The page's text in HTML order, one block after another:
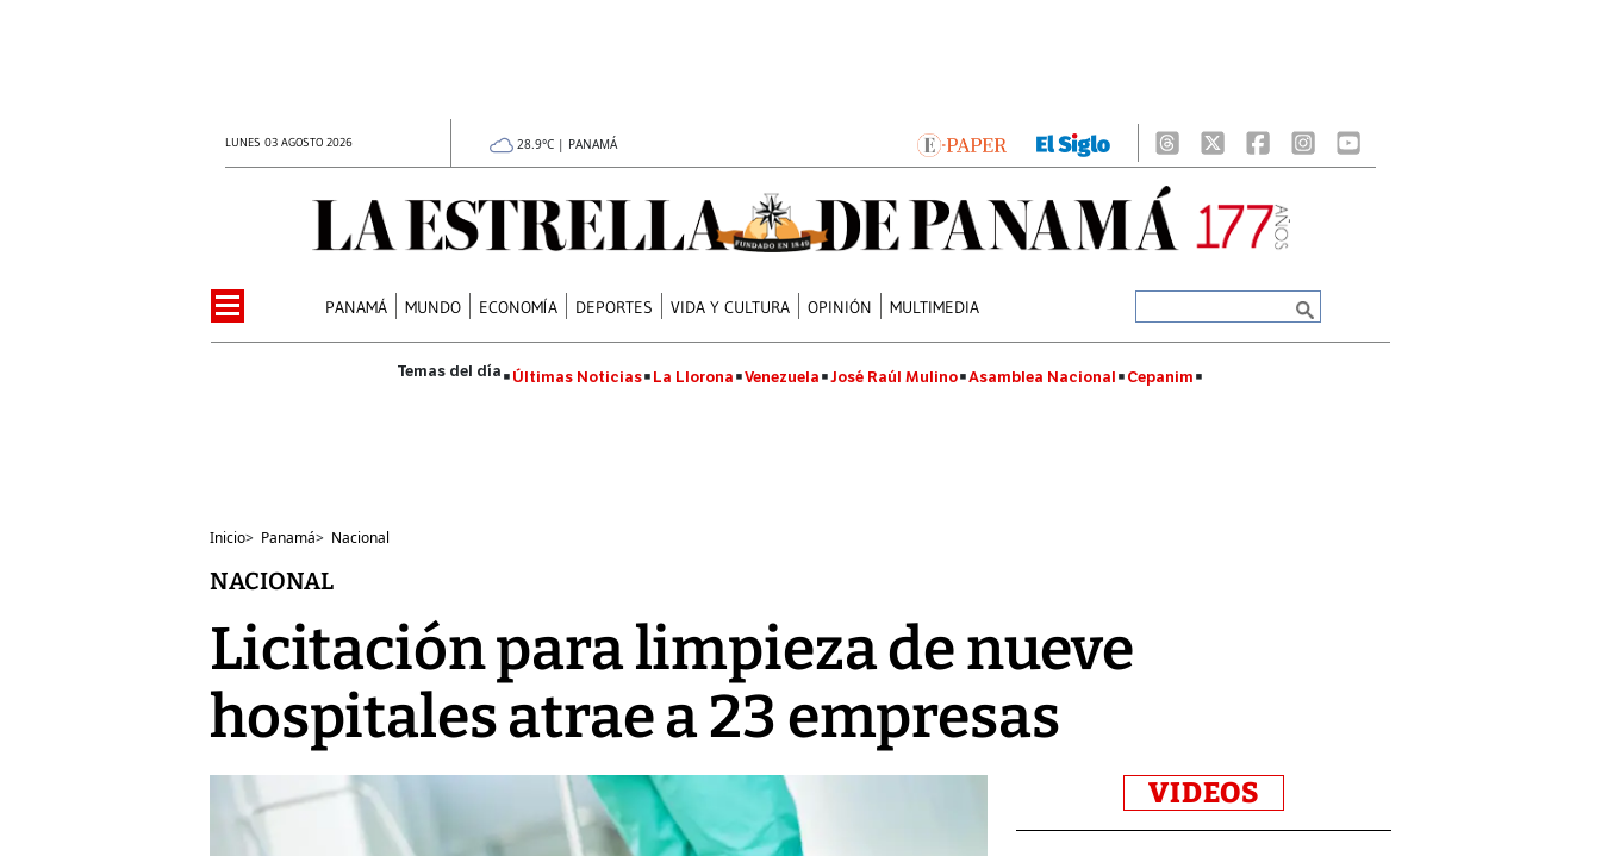
LUNES 03 AGOSTO 2026 28.9°C | PANAMÁ
PANAMÁ MUNDO ECONOMÍA DEPORTES VIDA Y CULTURA OPINIÓN MULTIMEDIA
Últimas Noticias La Llorona Venezuela José Raúl Mulino Asamblea Nacional Cepanim
Inicio> Panamá> Nacional
NACIONAL
Licitación para limpieza de nueve
hospitales atrae a 23 empresas
VIDEOS